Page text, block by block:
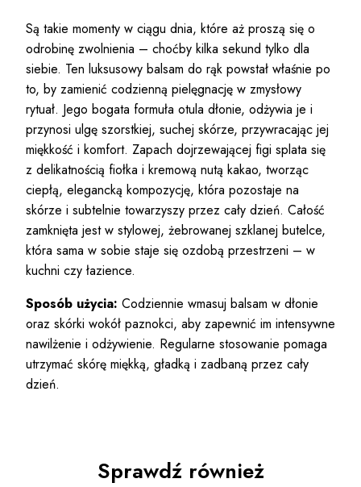
Są takie momenty w ciągu dnia, które aż proszą się o
odrobinę zwolnienia – choćby kilka sekund tylko dla
siebie. Ten luksusowy balsam do rąk powstał właśnie po
to, by zamienić codzienną pielęgnację w zmysłowy
rytuał. Jego bogata formuła otula dłonie, odżywia je i
przynosi ulgę szorstkiej, suchej skórze, przywracając jej
miękkość i komfort. Zapach dojrzewającej figi splata się
z delikatnością fiołka i kremową nutą kakao, tworząc
ciepłą, elegancką kompozycję, która pozostaje na
skórze i subtelnie towarzyszy przez cały dzień. Całość
zamknięta jest w stylowej, żebrowanej szklanej butelce,
która sama w sobie staje się ozdobą przestrzeni – w
kuchni czy łazience.
Sposób użycia: Codziennie wmasuj balsam w dłonie
oraz skórki wokół paznokci, aby zapewnić im intensywne
nawilżenie i odżywienie. Regularne stosowanie pomaga
utrzymać skórę miękką, gładką i zadbaną przez cały
dzień.
Sprawdź również